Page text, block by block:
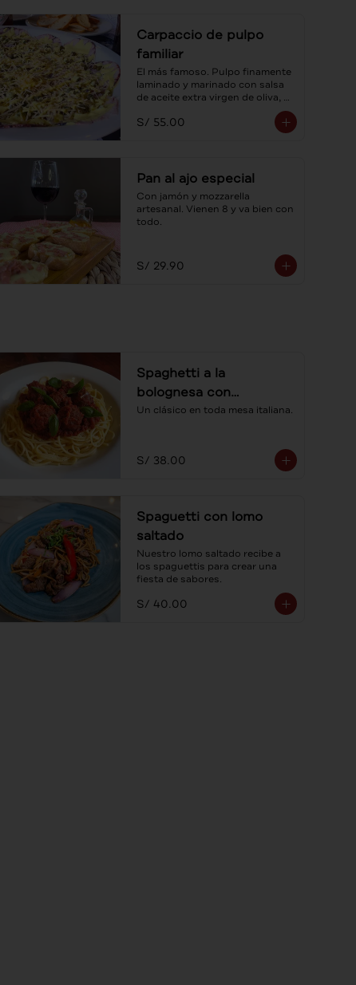
Carpaccio de pulpo
familiar
El más famoso. Pulpo finamente
laminado y marinado con salsa
de aceite extra virgen de oliva,
alcaparras y sus tostaditas! Para
compartir.
S/ 55.00
Pan al ajo especial
Con jamón y mozzarella
artesanal. Vienen 8 y va bien con
todo.
S/ 29.90
Spaghetti a la
bolognesa con
albóndigas
Un clásico en toda mesa italiana.
S/ 38.00
Spaguetti con lomo
saltado
Nuestro lomo saltado recibe a
los spaguettis para crear una
fiesta de sabores.
S/ 40.00